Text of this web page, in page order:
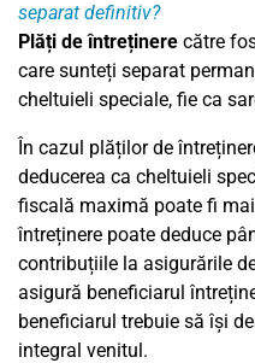
separat definitiv?
Plăți de întreținere către
care sunteți separat
cheltuieli speciale, fie ca
În cazul plăților de
deducerea ca cheltuieli
fiscală maximă poate fi
întreținere poate deduce
contribuțiile la asigurările
asigură beneficiarul
beneficiarul trebuie să își
integral venitul.